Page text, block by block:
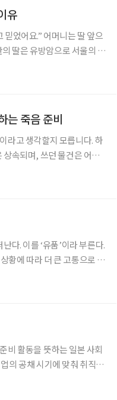
유
니는 딸 앞으
딸은 유방암으로 서울의 대
는 죽음 준비
라고 생각할지 모릅니다. 하
속되며, 쓰던 물건은 어떤
다. 이를 ‘유품’이라 부른다.
황에 따라 더 큰 고통으로 다
비 활동을 뜻하는 일본 사회
의 공채 시기에 맞춰 취직활